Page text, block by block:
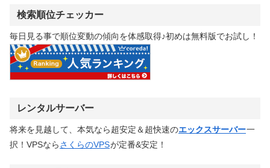
検索順位チェッカー
毎日見る事で順位変動の傾向を体感取得♪初めは無料版でお試し！
レンタルサーバー
将来を見越して、本気なら超安定＆超快速のエックスサーバー一
択！VPSならさくらのVPSが定番&安定！